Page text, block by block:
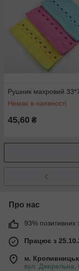
Рушник махровий
Немає в наявності
45,60 ₴
Про нас
93% позитивних
Працює з
м.
вул. Джерельна,